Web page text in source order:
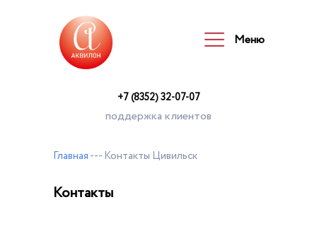
Меню
+7 (8352) 32-07-07
поддержка клиентов
Контакты
Главная--- Контакты Цивильск